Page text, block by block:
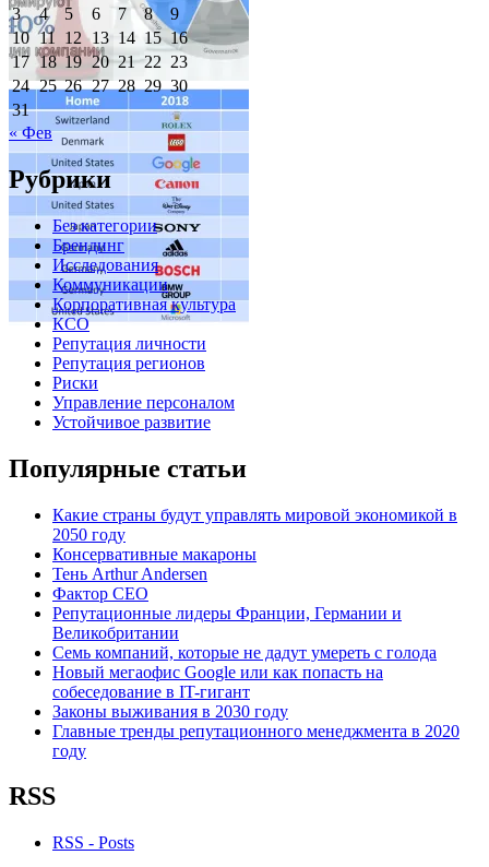
3
4 5 6 7 8
9
10 11 12 13 14 15 16
17 18 19 20 21 22 23
24 25 26 27 28 29 30
31
« Фев
Рубрики
Без категории
Брендинг
Исследования
Коммуникации
Корпоративная культура
КСО
Репутация личности
Репутация регионов
Риски
Управление персоналом
Устойчивое развитие
Популярные статьи
Какие страны будут управлять мировой экономикой в
2050 году
Консервативные макароны
Тень Arthur Andersen
Фактор СЕО
Репутационные лидеры Франции, Германии и
Великобритании
Семь компаний, которые не дадут умереть с голода
Новый мегаофис Google или как попасть на
собеседование в IT-гигант
Законы выживания в 2030 году
Главные тренды репутационного менеджмента в 2020
году
RSS
RSS - Posts